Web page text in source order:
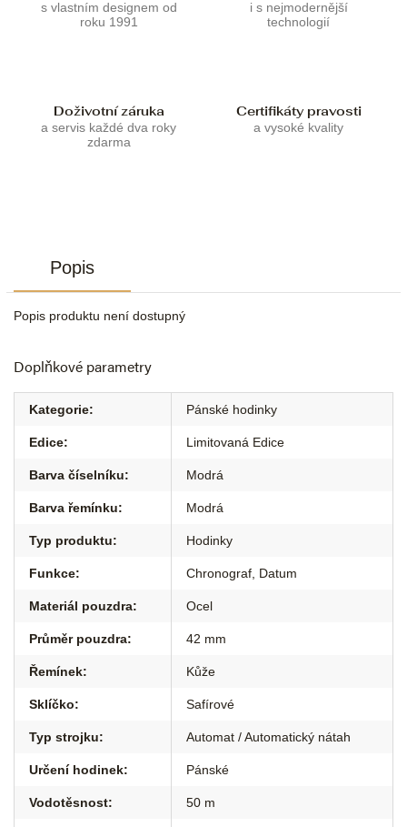
s vlastním designem od
roku 1991
i s nejmodernější
technologií
Doživotní záruka
a servis každé dva roky
zdarma
Certifikáty pravosti
a vysoké kvality
Popis
Popis produktu není dostupný
Doplňkové parametry
Kategorie: Pánské hodinky
Edice: Limitovaná Edice
Barva číselníku: Modrá
Barva řemínku: Modrá
Typ produktu: Hodinky
Funkce: Chronograf Datum
Materiál pouzdra: Ocel
Průměr pouzdra: 42 mm
Řemínek: Kůže
Sklíčko: Safírové
Typ strojku: Automat / Automatický nátah
Určení hodinek: Pánské
Vodotěsnost: 50 m